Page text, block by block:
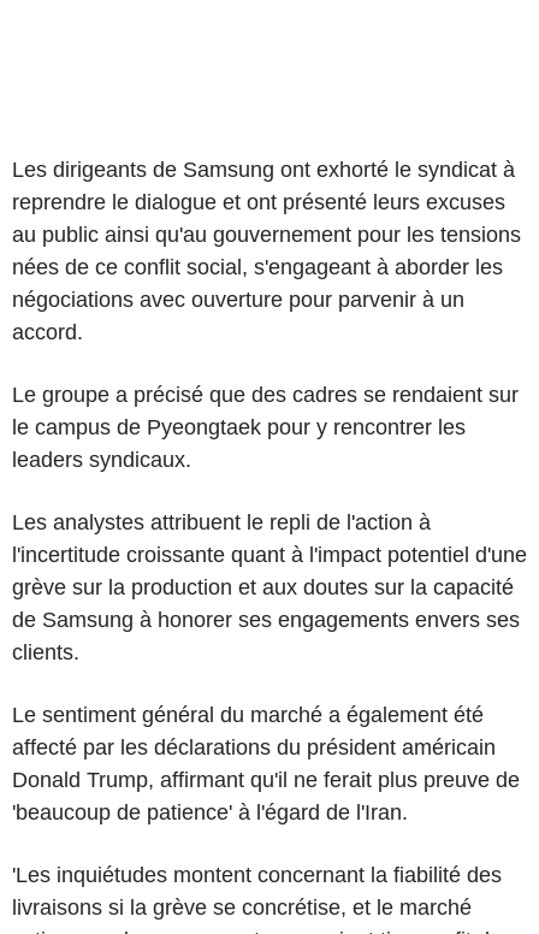
Les dirigeants de Samsung ont exhorté le syndicat à
reprendre le dialogue et ont présenté leurs excuses
au public ainsi qu'au gouvernement pour les tensions
nées de ce conflit social, s'engageant à aborder les
négociations avec ouverture pour parvenir à un
accord.
Le groupe a précisé que des cadres se rendaient sur
le campus de Pyeongtaek pour y rencontrer les
leaders syndicaux.
Les analystes attribuent le repli de l'action à
l'incertitude croissante quant à l'impact potentiel d'une
grève sur la production et aux doutes sur la capacité
de Samsung à honorer ses engagements envers ses
clients.
Le sentiment général du marché a également été
affecté par les déclarations du président américain
Donald Trump, affirmant qu'il ne ferait plus preuve de
'beaucoup de patience' à l'égard de l'Iran.
'Les inquiétudes montent concernant la fiabilité des
livraisons si la grève se concrétise, et le marché